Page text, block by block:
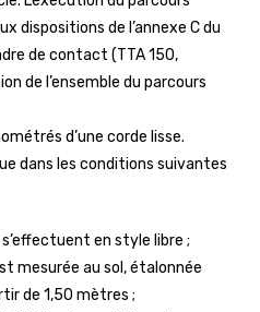
dispositions de l’annexe C du
de contact (TTA 150,
de l’ensemble du parcours
d’une corde lisse.
dans les conditions suivantes
en style libre ;
mesurée au sol, étalonnée
de 1,50 mètres ;